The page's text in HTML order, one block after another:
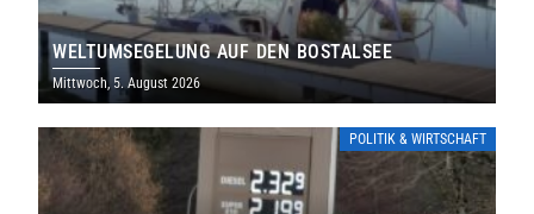
WELTUMSEGELUNG AUF DEN BOSTALSEE
Mittwoch, 5. August 2026
POLITIK & WIRTSCHAFT